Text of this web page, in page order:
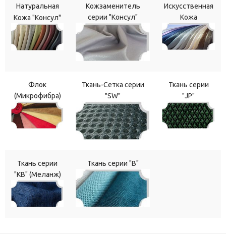
Натуральная
Кожа "Консул"
Кожзаменитель
серии "Консул"
Искусственная
Кожа
Флок
(Микрофибра)
Ткань-Сетка серии
"SW"
Ткань серии
"JP"
Ткань серии
"КВ" (Меланж)
Ткань серии "В"